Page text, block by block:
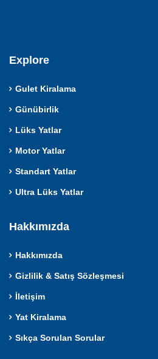
Explore
Gulet Kiralama
Günübirlik
Lüks Yatlar
Motor Yatlar
Standart Yatlar
Ultra Lüks Yatlar
Hakkımızda
Hakkımızda
Gizlilik & Satış Sözleşmesi
İletişim
Yat Kiralama
Sıkça Sorulan Sorular